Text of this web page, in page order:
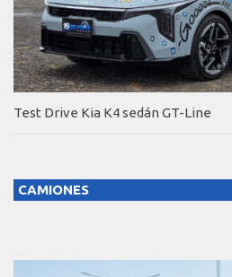
Test Drive Kia K4 sedán GT-Line
CAMIONES